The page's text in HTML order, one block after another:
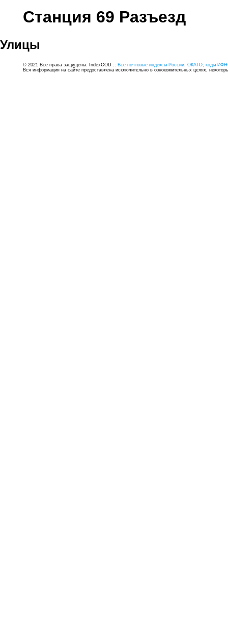
Станция 69 Разъезд
Улицы
© 2021 Все права защищены. IndexCOD :: Все почтовые индексы России, ОКАТО, коды
Вся информация на сайте предоставлена исключительно в ознокомительных целях,